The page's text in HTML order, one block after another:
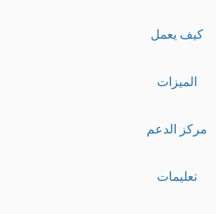
كيف يعمل
الميزات
مركز الدعم
تعليمات